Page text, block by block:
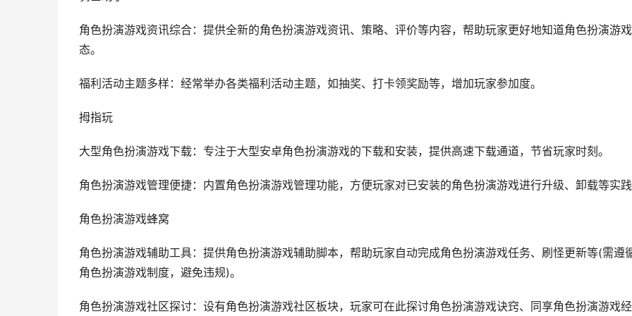
角色扮演游戏资讯综合：提供全新的角色扮演游戏资讯、策略、评价等内容，帮助玩家更好地知道角色扮演游
态。
福利活动主题多样：经常举办各类福利活动主题，如抽奖、打卡领奖励等，增加玩家参加度。
拇指玩
大型角色扮演游戏下载：专注于大型安卓角色扮演游戏的下载和安装，提供高速下载通道，节省玩家时刻。
角色扮演游戏管理便捷：内置角色扮演游戏管理功能，方便玩家对已安装的角色扮演游戏进行升级、卸载等实践
角色扮演游戏蜂窝
角色扮演游戏辅助工具：提供角色扮演游戏辅助脚本，帮助玩家自动完成角色扮演游戏任务、刷怪更新等(需遵
角色扮演游戏制度，避免违规)。
角色扮演游戏社区探讨：设有角色扮演游戏社区板块，玩家可在此探讨角色扮演游戏诀窍、同享角色扮演游戏经